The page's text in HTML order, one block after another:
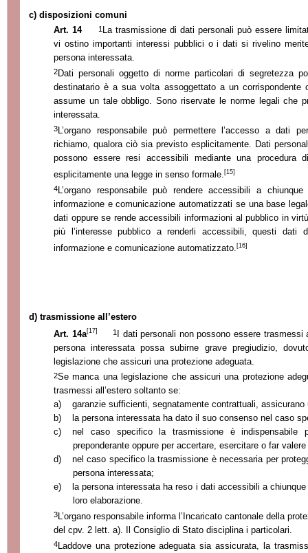
c) disposizioni comuni
Art. 14
1La trasmissione di dati personali può essere
vi ostino importanti interessi pubblici o i dati si rivelino
persona interessata.
2Dati personali oggetto di norme particolari di segretezza
destinatario è a sua volta assoggettato a un corrispondente
assume un tale obbligo. Sono riservate le norme legali che
interessata.
3L’organo responsabile può permettere l’accesso a dati
richiamo, qualora ciò sia previsto esplicitamente. Dati
possono essere resi accessibili mediante una procedura
esplicitamente una legge in senso formale. [15]
4 L’organo responsabile può rendere accessibili a
informazione e comunicazione automatizzati se una base
dati oppure se rende accessibili informazioni al pubblico in
più l’interesse pubblico a renderli accessibili, questi dati
informazione e comunicazione automatizzato. [16]
d) trasmissione all’estero
Art. 14a[17] 1 I dati personali non possono essere trasmessi
persona interessata possa subirne grave pregiudizio,
legislazione che assicuri una protezione adeguata.
2Se manca una legislazione che assicuri una protezione
trasmessi all’estero soltanto se:
a)
garanzie sufficienti, segnatamente contrattuali, assicurano
b)
la persona interessata ha dato il suo consenso nel caso
c)
nel caso specifico la trasmissione è indispensabile
preponderante oppure per accertare, esercitare o far
d)
nel caso specifico la trasmissione è necessaria per
persona interessata;
e)
la persona interessata ha reso i dati accessibili a
loro elaborazione.
3 L’organo responsabile informa l’Incaricato cantonale della
del cpv. 2 lett. a). Il Consiglio di Stato disciplina i particolari.
4Laddove una protezione adeguata sia assicurata, la